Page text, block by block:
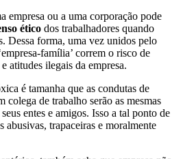
empresa ou a uma corporação pode
ético dos trabalhadores quando
Dessa forma, uma vez unidos pelo
família’ correm o risco de
atitudes ilegais da empresa.
é tamanha que as condutas de
colega de trabalho serão as mesmas
entes e amigos. Isso a tal ponto de
abusivas, trapaceiras e moralmente